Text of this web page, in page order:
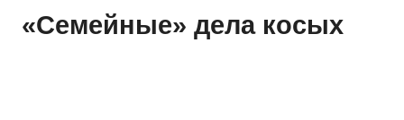
«Семейные» дела косых